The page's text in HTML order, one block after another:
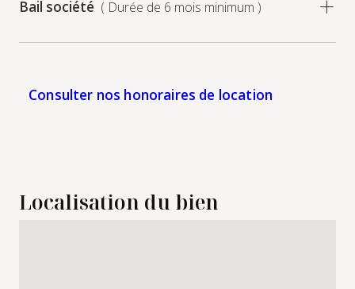
Bail société ( Durée de 6 mois minimum )
Consulter nos honoraires de location
Localisation du bien